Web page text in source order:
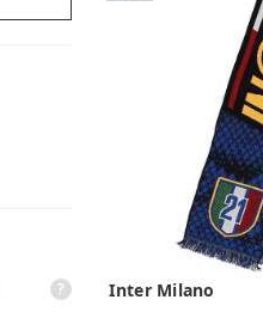
? Inter Milano